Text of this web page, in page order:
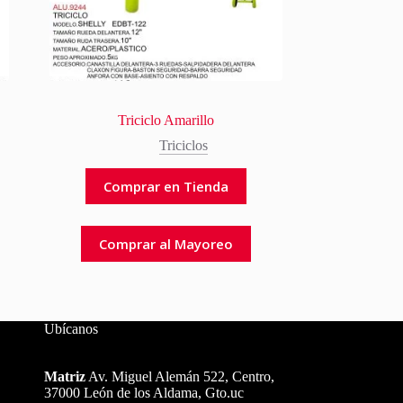
Triciclo Amarillo
Triciclos
Comprar en Tienda
Comprar al Mayoreo
Ubícanos
MatrizAv. Miguel Alemán 522, Centro,
37000 León de los Aldama, Gto.uc